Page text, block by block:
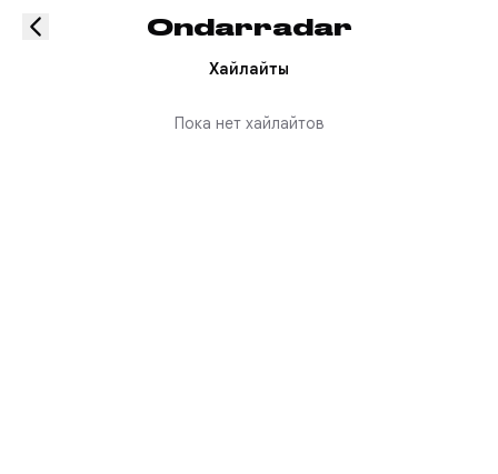
Ondarradar
Хайлайты
Пока нет хайлайтов